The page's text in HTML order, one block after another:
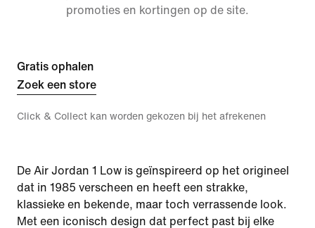
promoties en kortingen op de site.
Gratis ophalen
Zoek een store
Click & Collect kan worden gekozen bij het afrekenen
De Air Jordan 1 Low is geïnspireerd op het origineel
dat in 1985 verscheen en heeft een strakke,
klassieke en bekende, maar toch verrassende look.
Met een iconisch design dat perfect past bij elke